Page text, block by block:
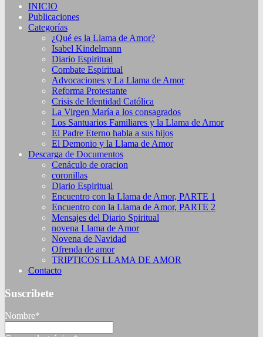
INICIO
Publicaciones
Categorías
¿Qué es la Llama de Amor?
Isabel Kindelmann
Diario Espiritual
Combate Espiritual
Advocaciones y La Llama de Amor
Reforma Protestante
Crisis de Identidad Católica
La Virgen María a los consagrados
Los Santuarios Familiares y la Llama de Amor
El Padre Eterno habla a sus hijos
El Demonio y la Llama de Amor
Descarga de Documentos
Cenáculo de oracion
coronillas
Diario Espiritual
Encuentro con la Llama de Amor, PARTE 1
Encuentro con la Llama de Amor, PARTE 2
Mensajes del Diario Spiritual
novena Llama de Amor
Novena de Navidad
Ofrenda de amor
TRIPTICOS LLAMA DE AMOR
Contacto
Suscribete
Nombre*